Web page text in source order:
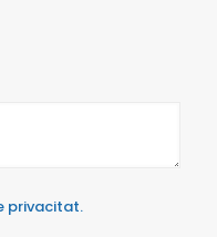
privacitat.